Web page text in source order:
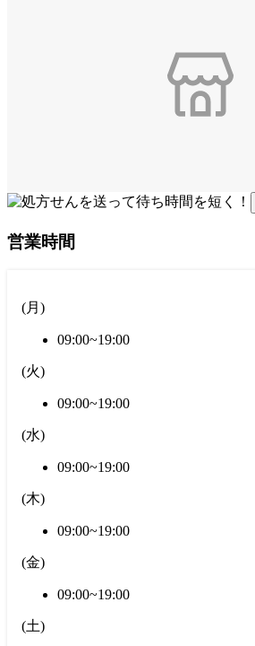
営業時間
(月 )
09:00~19:00
(火)
09:00~19:00
(水)
09:00~19:00
(木)
09:00~19:00
(金)
09:00~19:00
(土)